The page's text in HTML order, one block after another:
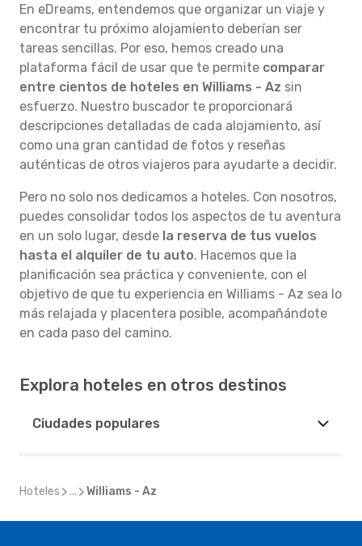
En eDreams, entendemos que organizar un viaje y
encontrar tu próximo alojamiento deberían ser
tareas sencillas. Por eso, hemos creado una
plataforma fácil de usar que te permite comparar
entre cientos de hoteles en Williams - Az sin
esfuerzo. Nuestro buscador te proporcionará
descripciones detalladas de cada alojamiento, así
como una gran cantidad de fotos y reseñas
auténticas de otros viajeros para ayudarte a decidir.
Pero no solo nos dedicamos a hoteles. Con nosotros,
puedes consolidar todos los aspectos de tu aventura
en un solo lugar, desde la reserva de tus vuelos
hasta el alquiler de tu auto. Hacemos que la
planificación sea práctica y conveniente, con el
objetivo de que tu experiencia en Williams - Az sea lo
más relajada y placentera posible, acompañándote
en cada paso del camino.
Explora hoteles en otros destinos
Ciudades populares
Hoteles ... Williams - Az